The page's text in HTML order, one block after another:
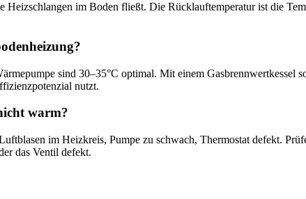
Heizschlangen im Boden fließt. Die Rücklauftemperatur ist die
sind 30–35°C optimal. Mit einem Gasbrennwertkessel
nutzt.
warm?
im Heizkreis, Pumpe zu schwach, Thermostat defekt.
das Ventil defekt.